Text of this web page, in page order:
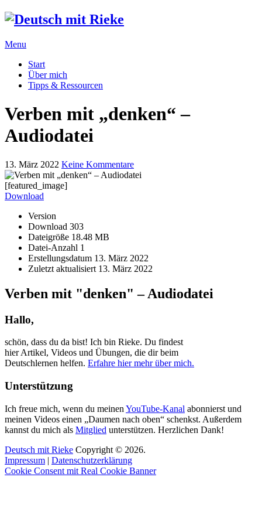
Menu
Start
Über mich
Tipps & Ressourcen
Verben mit „denken“ –
Audiodatei
13. März 2022 Keine Kommentare
[featured_image]
Download
Version
Download 303
Dateigröße 18.48 MB
Datei-Anzahl 1
Erstellungsdatum 13. März 2022
Zuletzt aktualisiert 13. März 2022
Verben mit "denken" – Audiodatei
Hallo,
schön, dass du da bist! Ich bin Rieke. Du findest
hier Artikel, Videos und Übungen, die dir beim
Deutschlernen helfen. Erfahre hier mehr über mich.
Unterstützung
Ich freue mich, wenn du meinen YouTube-Kanal abonnierst und
meinen Videos einen „Daumen nach oben“ schenkst. Außerdem
kannst du mich als Mitglied unterstützen. Herzlichen Dank!
Deutsch mit Rieke Copyright © 2026.
Impressum | Datenschutzerklärung
Cookie Consent mit Real Cookie Banner